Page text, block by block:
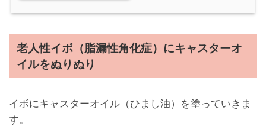
老人性イボ（脂漏性角化症）にキャスターオ
イルをぬりぬり
イボにキャスターオイル（ひまし油）を塗っていきま
す。